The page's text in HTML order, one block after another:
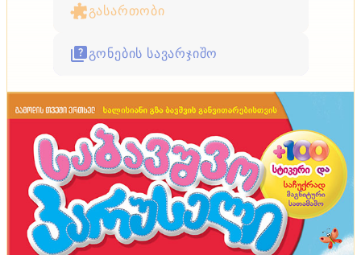
გასართობი
გონების სავარჯიშო